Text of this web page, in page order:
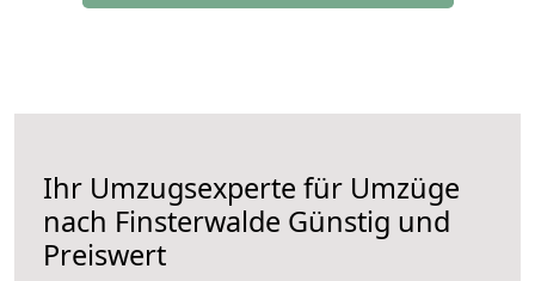
Ihr Umzugsexperte für Umzüge
nach Finsterwalde Günstig und
Preiswert